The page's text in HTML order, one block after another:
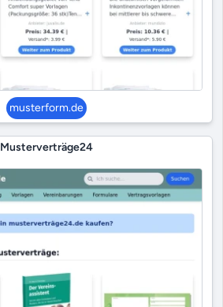
musterform.de
Musterverträge24